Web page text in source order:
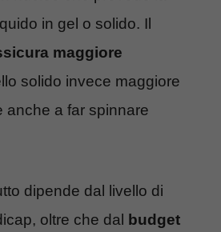
in gel o solido. Il
maggiore
solido invece maggiore
anche a far spinnare
dipende dal livello di
oltre che dal
budget